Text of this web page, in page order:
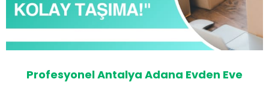
Profesyonel Antalya Adana Evden Eve